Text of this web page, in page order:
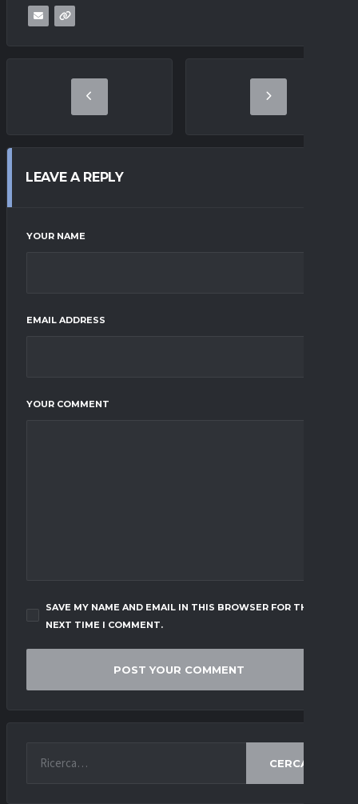
LEAVE A REPLY
YOUR NAME
EMAIL ADDRESS
YOUR COMMENT
SAVE MY NAME AND EMAIL IN THIS BROWSER FOR THE
NEXT TIME I COMMENT.
CERCA